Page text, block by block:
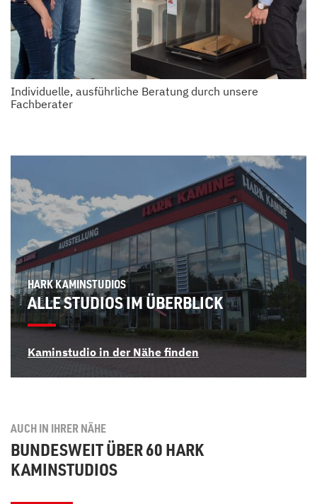
Individuelle, ausführliche Beratung durch unsere
Fachberater
HARK KAMINSTUDIOS
ALLE STUDIOS IM ÜBERBLICK
Kaminstudio in der Nähe finden
AUCH IN IHRER NÄHE
BUNDESWEIT ÜBER 60 HARK
KAMINSTUDIOS